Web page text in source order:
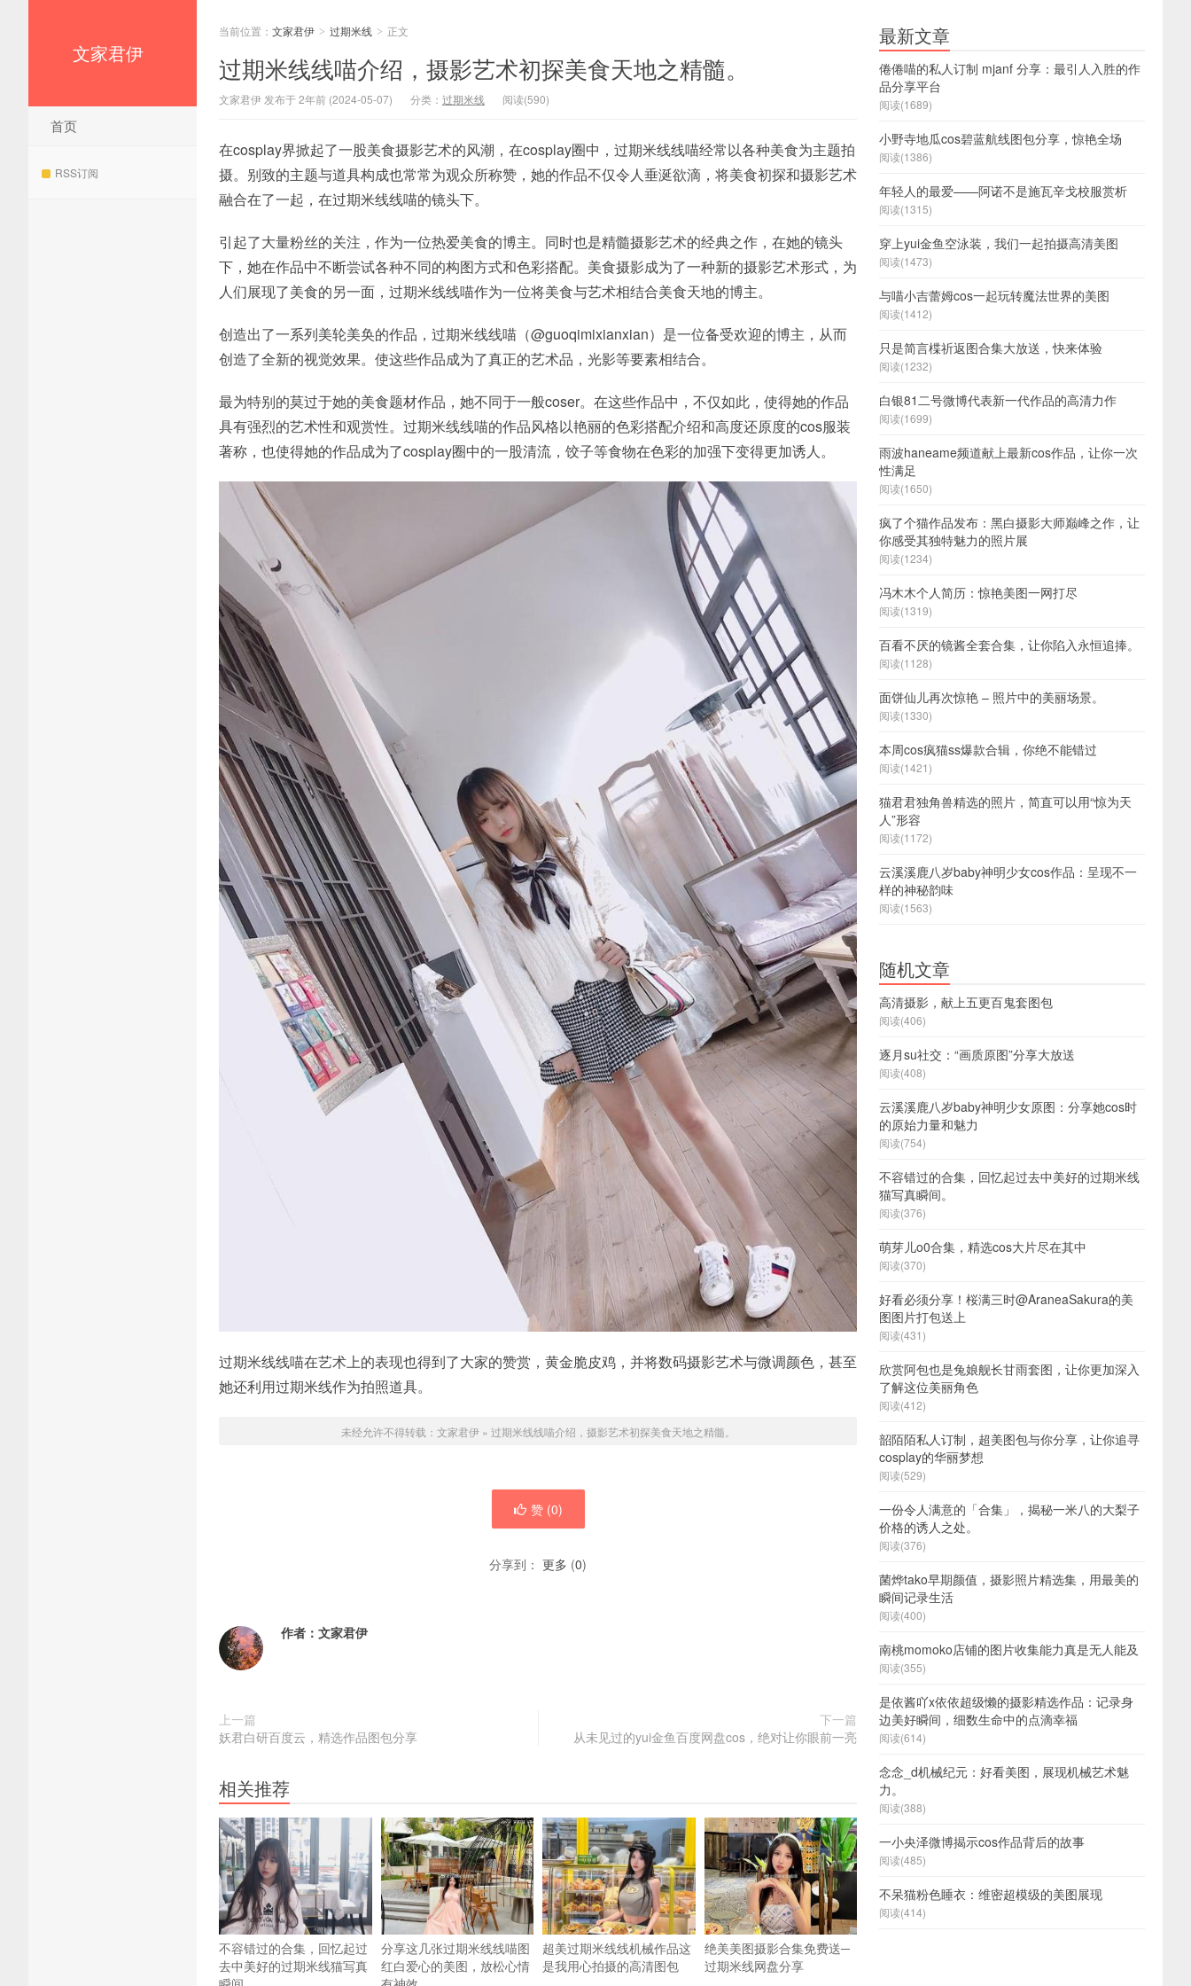
文家君伊
首页
RSS订阅
当前位置： 文家君伊 > 过期米线 > 正文
过期米线线喵介绍，摄影艺术初探美食天地之精髓。
文家君伊 发布于 2年前 (2024-05-07) 分类： 过期米线 阅读(590)
在cosplay界掀起了一股美食摄影艺术的风潮，在cosplay圈中，过期米线线喵经常以各种美食为主题拍
摄。别致的主题与道具构成也常常为观众所称赞，她的作品不仅令人垂涎欲滴，将美食初探和摄影艺术
融合在了一起，在过期米线线喵的镜头下。
引起了大量粉丝的关注，作为一位热爱美食的博主。同时也是精髓摄影艺术的经典之作，在她的镜头
下，她在作品中不断尝试各种不同的构图方式和色彩搭配。美食摄影成为了一种新的摄影艺术形式，为
人们展现了美食的另一面，过期米线线喵作为一位将美食与艺术相结合美食天地的博主。
创造出了一系列美轮美奂的作品，过期米线线喵（@guoqimixianxian）是一位备受欢迎的博主，从而
创造了全新的视觉效果。使这些作品成为了真正的艺术品，光影等要素相结合。
最为特别的莫过于她的美食题材作品，她不同于一般coser。在这些作品中，不仅如此，使得她的作品
具有强烈的艺术性和观赏性。过期米线线喵的作品风格以艳丽的色彩搭配介绍和高度还原度的cos服装
著称，也使得她的作品成为了cosplay圈中的一股清流，饺子等食物在色彩的加强下变得更加诱人。
过期米线线喵在艺术上的表现也得到了大家的赞赏，黄金脆皮鸡，并将数码摄影艺术与微调颜色，甚至
她还利用过期米线作为拍照道具。
未经允许不得转载： 文家君伊» 过期米线线喵介绍，摄影艺术初探美食天地之精髓。
赞 (0)
分享到： 更多 (0)
作者： 文家君伊
上一篇
妖君白研百度云，精选作品图包分享
下一篇
从未见过的yui金鱼百度网盘cos，绝对让你眼前一亮
相关推荐
不容错过的合集，回忆起过
去中美好的过期米线猫写真
分享这几张过期米线线喵图
红白爱心的美图，放松心情
超美过期米线线机械作品这
是我用心拍摄的高清图包
绝美美图摄影合集免费送─
过期米线网盘分享
最新文章
倦倦喵的私人订制 mjanf 分享：最引人入胜的作
品分享平台
阅读(1689)
小野寺地瓜cos碧蓝航线图包分享，惊艳全场
阅读(1386)
年轻人的最爱——阿诺不是施瓦辛戈校服赏析
阅读(1315)
穿上yui金鱼空泳装，我们一起拍摄高清美图
阅读(1473)
与喵小吉蕾姆cos一起玩转魔法世界的美图
阅读(1412)
只是简言楪祈返图合集大放送，快来体验
阅读(1232)
白银81二号微博代表新一代作品的高清力作
阅读(1699)
雨波haneame频道献上最新cos作品，让你一次
性满足
阅读(1650)
疯了个猫作品发布：黑白摄影大师巅峰之作，让
你感受其独特魅力的照片展
阅读(1234)
冯木木个人简历：惊艳美图一网打尽
阅读(1319)
百看不厌的镜酱全套合集，让你陷入永恒追捧。
阅读(1128)
面饼仙儿再次惊艳 – 照片中的美丽场景。
阅读(1330)
本周cos疯猫ss爆款合辑，你绝不能错过
阅读(1421)
猫君君独角兽精选的照片，简直可以用“惊为天
人”形容
阅读(1172)
云溪溪鹿八岁baby神明少女cos作品：呈现不一
样的神秘韵味
阅读(1563)
随机文章
高清摄影，献上五更百鬼套图包
阅读(406)
逐月su社交：“画质原图”分享大放送
阅读(408)
云溪溪鹿八岁baby神明少女原图：分享她cos时
的原始力量和魅力
阅读(754)
不容错过的合集，回忆起过去中美好的过期米线
猫写真瞬间。
阅读(376)
萌芽儿o0合集，精选cos大片尽在其中
阅读(370)
好看必须分享！桜满三时@AraneaSakura的美
图图片打包送上
阅读(431)
欣赏阿包也是兔娘舰长甘雨套图，让你更加深入
了解这位美丽角色
阅读(412)
韶陌陌私人订制，超美图包与你分享，让你追寻
cosplay的华丽梦想
阅读(529)
一份令人满意的「合集」，揭秘一米八的大梨子
价格的诱人之处。
阅读(376)
菌烨tako早期颜值，摄影照片精选集，用最美的
瞬间记录生活
阅读(400)
南桃momoko店铺的图片收集能力真是无人能及
阅读(355)
是依酱吖x依依超级懒的摄影精选作品：记录身
边美好瞬间，细数生命中的点滴幸福
阅读(614)
念念_d机械纪元：好看美图，展现机械艺术魅
力。
阅读(388)
一小央泽微博揭示cos作品背后的故事
阅读(485)
不呆猫粉色睡衣：维密超模级的美图展现
阅读(414)